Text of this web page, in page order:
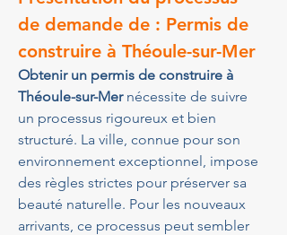
de demande de : Permis de
construire à Théoule-sur-Mer
Obtenir un permis de construire à
Théoule-sur-Mer nécessite de suivre
un processus rigoureux et bien
structuré. La ville, connue pour son
environnement exceptionnel, impose
des règles strictes pour préserver sa
beauté naturelle. Pour les nouveaux
arrivants, ce processus peut sembler